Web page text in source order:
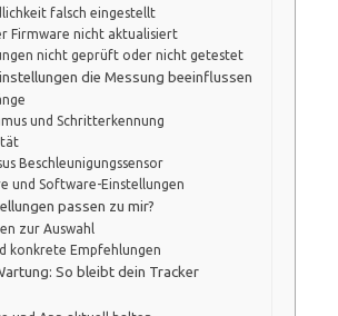
falsch eingestellt
Firmware nicht aktualisiert
nicht geprüft oder nicht getestet
die Messung beeinflussen
und Schritt­erkennung
Beschleunigungssensor
und Software-Einstellungen
passen zu mir?
zur Auswahl
konkrete Empfehlungen
So bleibt dein Tracker